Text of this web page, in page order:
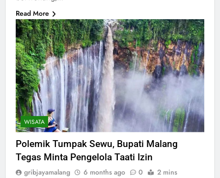
Read More
WISATA
Polemik Tumpak Sewu, Bupati Malang
Tegas Minta Pengelola Taati Izin
gribjayamalang 6 months ago 0 2 mins